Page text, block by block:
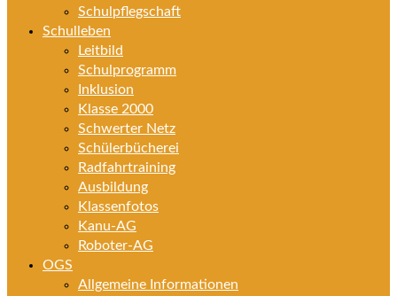
Schulpflegschaft
Schulleben
Leitbild
Schulprogramm
Inklusion
Klasse 2000
Schwerter Netz
Schülerbücherei
Radfahrtraining
Ausbildung
Klassenfotos
Kanu-AG
Roboter-AG
OGS
Allgemeine Informationen